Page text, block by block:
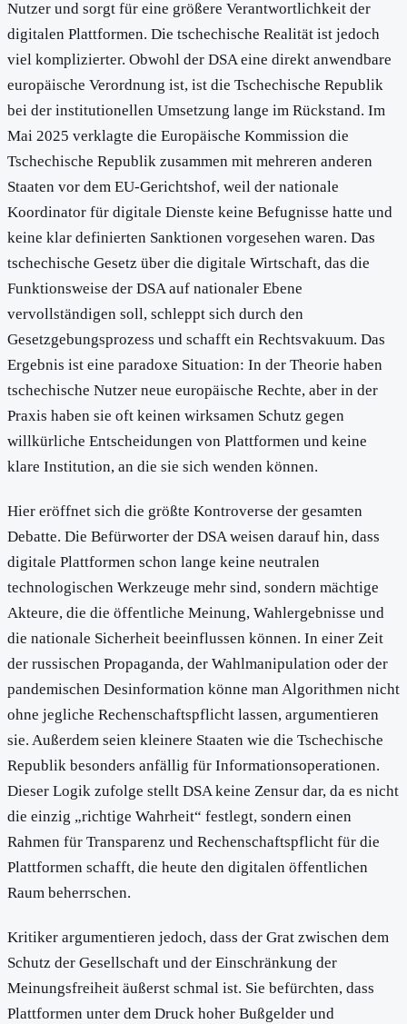
Nutzer und sorgt für eine größere Verantwortlichkeit der
digitalen Plattformen. Die tschechische Realität ist jedoch
viel komplizierter. Obwohl der DSA eine direkt anwendbare
europäische Verordnung ist, ist die Tschechische Republik
bei der institutionellen Umsetzung lange im Rückstand. Im
Mai 2025 verklagte die Europäische Kommission die
Tschechische Republik zusammen mit mehreren anderen
Staaten vor dem EU-Gerichtshof, weil der nationale
Koordinator für digitale Dienste keine Befugnisse hatte und
keine klar definierten Sanktionen vorgesehen waren. Das
tschechische Gesetz über die digitale Wirtschaft, das die
Funktionsweise der DSA auf nationaler Ebene
vervollständigen soll, schleppt sich durch den
Gesetzgebungsprozess und schafft ein Rechtsvakuum. Das
Ergebnis ist eine paradoxe Situation: In der Theorie haben
tschechische Nutzer neue europäische Rechte, aber in der
Praxis haben sie oft keinen wirksamen Schutz gegen
willkürliche Entscheidungen von Plattformen und keine
klare Institution, an die sie sich wenden können.
Hier eröffnet sich die größte Kontroverse der gesamten
Debatte. Die Befürworter der DSA weisen darauf hin, dass
digitale Plattformen schon lange keine neutralen
technologischen Werkzeuge mehr sind, sondern mächtige
Akteure, die die öffentliche Meinung, Wahlergebnisse und
die nationale Sicherheit beeinflussen können. In einer Zeit
der russischen Propaganda, der Wahlmanipulation oder der
pandemischen Desinformation könne man Algorithmen nicht
ohne jegliche Rechenschaftspflicht lassen, argumentieren
sie. Außerdem seien kleinere Staaten wie die Tschechische
Republik besonders anfällig für Informationsoperationen.
Dieser Logik zufolge stellt DSA keine Zensur dar, da es nicht
die einzig „richtige Wahrheit“ festlegt, sondern einen
Rahmen für Transparenz und Rechenschaftspflicht für die
Plattformen schafft, die heute den digitalen öffentlichen
Raum beherrschen.
Kritiker argumentieren jedoch, dass der Grat zwischen dem
Schutz der Gesellschaft und der Einschränkung der
Meinungsfreiheit äußerst schmal ist. Sie befürchten, dass
Plattformen unter dem Druck hoher Bußgelder und